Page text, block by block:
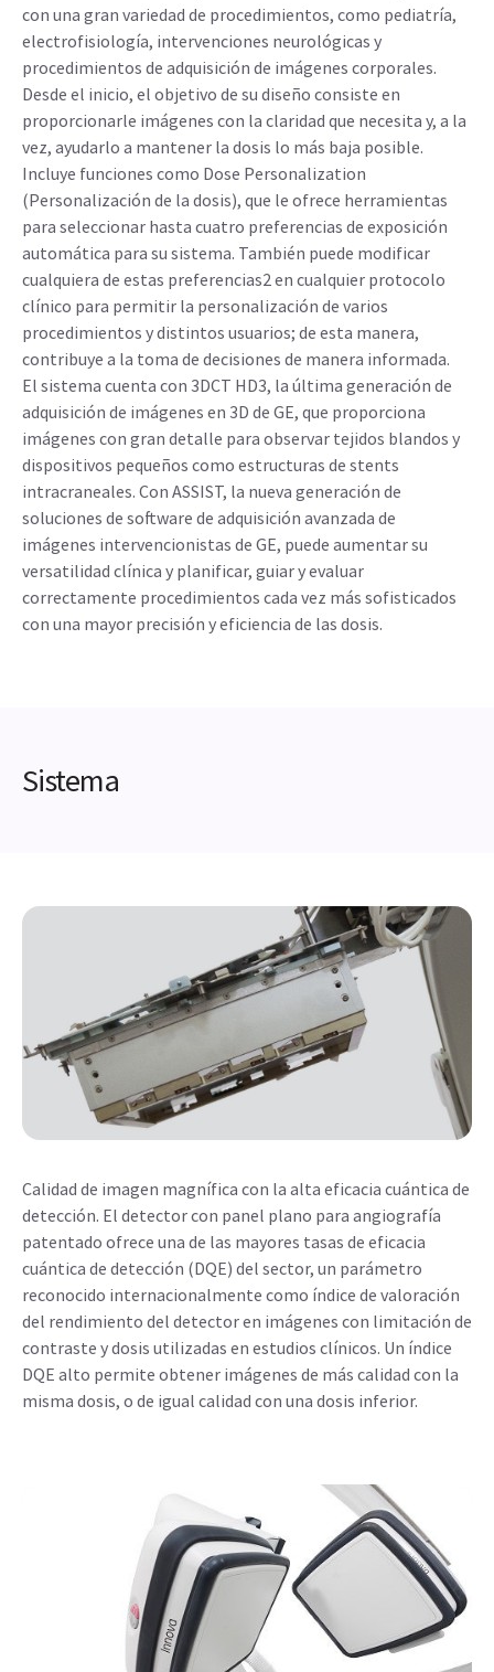
con una gran variedad de procedimientos, como pediatría,
electrofisiología, intervenciones neurológicas y
procedimientos de adquisición de imágenes corporales.
Desde el inicio, el objetivo de su diseño consiste en
proporcionarle imágenes con la claridad que necesita y, a la
vez, ayudarlo a mantener la dosis lo más baja posible.
Incluye funciones como Dose Personalization
(Personalización de la dosis), que le ofrece herramientas
para seleccionar hasta cuatro preferencias de exposición
automática para su sistema. También puede modificar
cualquiera de estas preferencias2 en cualquier protocolo
clínico para permitir la personalización de varios
procedimientos y distintos usuarios; de esta manera,
contribuye a la toma de decisiones de manera informada.
El sistema cuenta con 3DCT HD3, la última generación de
adquisición de imágenes en 3D de GE, que proporciona
imágenes con gran detalle para observar tejidos blandos y
dispositivos pequeños como estructuras de stents
intracraneales. Con ASSIST, la nueva generación de
soluciones de software de adquisición avanzada de
imágenes intervencionistas de GE, puede aumentar su
versatilidad clínica y planificar, guiar y evaluar
correctamente procedimientos cada vez más sofisticados
con una mayor precisión y eficiencia de las dosis.
Sistema
Calidad de imagen magnífica con la alta eficacia cuántica de
detección. El detector con panel plano para angiografía
patentado ofrece una de las mayores tasas de eficacia
cuántica de detección (DQE) del sector, un parámetro
reconocido internacionalmente como índice de valoración
del rendimiento del detector en imágenes con limitación de
contraste y dosis utilizadas en estudios clínicos. Un índice
DQE alto permite obtener imágenes de más calidad con la
misma dosis, o de igual calidad con una dosis inferior.